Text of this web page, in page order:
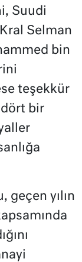
Suudi
Selman
bin
teşekkür
dört bir
geçen yılın